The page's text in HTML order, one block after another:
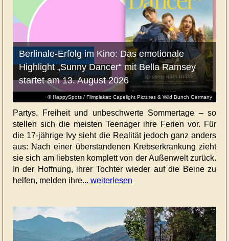
© HappySpots / Filmplakat: Capelight Pictures & Wild Bunch Germany
Berlinale-Erfolg im Kino: Das emotionale
Highlight „Sunny Dancer“ mit Bella Ramsey
startet am 13. August 2026
Partys, Freiheit und unbeschwerte Sommertage – so
stellen sich die meisten Teenager ihre Ferien vor. Für
die 17-jährige Ivy sieht die Realität jedoch ganz anders
aus: Nach einer überstandenen Krebserkrankung zieht
sie sich am liebsten komplett von der Außenwelt zurück.
In der Hoffnung, ihrer Tochter wieder auf die Beine zu
helfen, melden ihre... weiterlesen